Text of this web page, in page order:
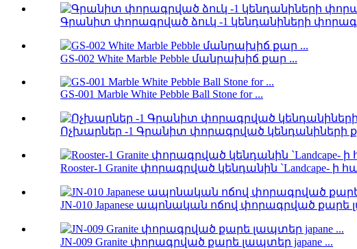
Գրանիտ փորագրված ձուկ -1 կենդանիների
GS-002 White Marble Pebble մանրախիճ քար ...
GS-001 Marble White Pebble Ball Stone for ...
Ոչխարներ -1 Գրանիտ փորագրված կենդանիների
Rooster-1 Granite փորագրված կենդանին `Landcape- ի
JN-010 Japanese ապոնական ոճով փորագրված քարե
JN-009 Granite փորագրված քարե լապտեր japane ...